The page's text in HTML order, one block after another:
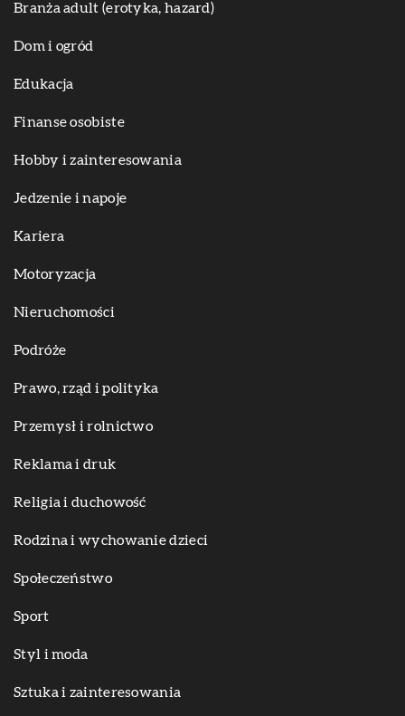
Branża adult (erotyka, hazard)
Dom i ogród
Edukacja
Finanse osobiste
Hobby i zainteresowania
Jedzenie i napoje
Kariera
Motoryzacja
Nieruchomości
Podróże
Prawo, rząd i polityka
Przemysł i rolnictwo
Reklama i druk
Religia i duchowość
Rodzina i wychowanie dzieci
Społeczeństwo
Sport
Styl i moda
Sztuka i zainteresowania